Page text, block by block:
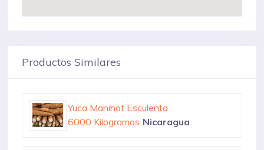
Productos Similares
Yuca Manihot Esculenta
100 Toneladas
Colombia
Yuca Manihot Esculenta